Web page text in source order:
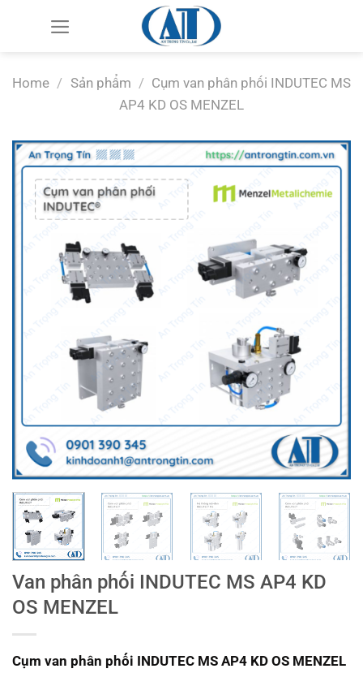
dungHome / Sản phẩm / Cụm van phân phối INDUTEC MS
AP4 KD OS MENZEL
Van phân phối INDUTEC MS AP4 KD
OS MENZEL
Cụm van phân phối INDUTEC MS AP4 KD OS MENZEL